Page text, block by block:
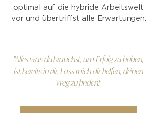
optimal auf die hybride Arbeitswelt
vor und übertriffst alle Erwartungen.
"Alles was du brauchst, um Erfolg zu haben,
ist bereits in dir. Lass mich dir helfen, deinen
Weg zu finden!"